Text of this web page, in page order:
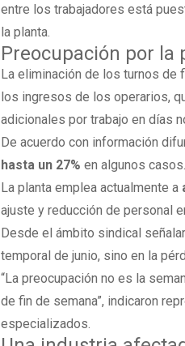
entre los trabajadores está
la planta.
Preocupación por la
La eliminación de los turnos de
los ingresos de los operarios,
adicionales por trabajo en días
De acuerdo con información
hasta un 27% en algunos casos.
La planta emplea actualmente a
ajuste y reducción de personal
Desde el ámbito sindical
temporal de junio, sino en la
“La preocupación no es la
de fin de semana”, indicaron
especializados.